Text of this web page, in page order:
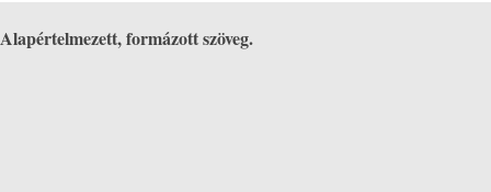
Alapértelmezett, formázott szöveg.